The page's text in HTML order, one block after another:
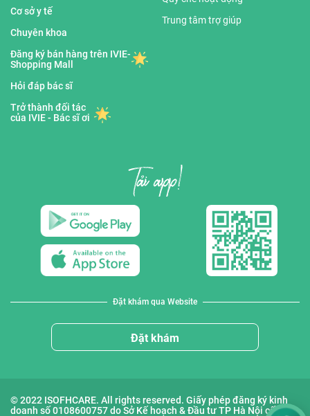
Cơ sở y tế
Chuyên khoa
Đăng ký bán hàng trên IVIE-
Shopping Mall
Hỏi đáp bác sĩ
Trở thành đối tác
của IVIE - Bác sĩ ơi
Trung tâm trợ giúp
Đặt khám qua Website
Đặt khám
© 2022 ISOFHCARE. All rights reserved. Giấy phép đăng ký kinh
doanh số 0108600757 do Sở Kế hoạch & Đầu tư TP Hà Nội cấp lần